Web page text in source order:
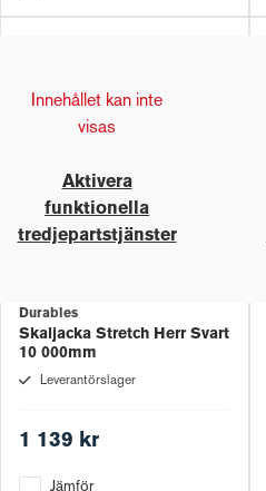
Innehållet kan inte
visas
Aktivera
funktionella
tredjepartstjänster
Durables
Skaljacka Stretch Herr Svart
10 000mm
Leverantörslager
1 139 kr
Jämför